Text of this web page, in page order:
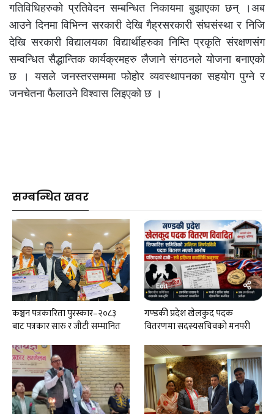
गतिविधिहरुको प्रतिवेदन सम्बन्धित निकायमा बुझाएका छन् ।अब
आउने दिनमा विभिन्न सरकारी देखि गैह्रसरकारी संघसंस्था र निजि
देखि सरकारी विद्यालयका विद्यार्थीहरुका निम्ति प्रकृति संरक्षणसंग
सम्वन्धित सैद्धान्तिक कार्यक्रमहरु लैजाने संगठनले योजना बनाएको
छ । यसले जनस्तरसम्ममा फोहोर व्यवस्थापनका सहयोग पुग्ने र
जनचेतना फैलाउने विश्वास लिइएको छ ।
सम्बन्धित खवर
कञ्चन पत्रकारिता पुरस्कार–२०८३
बाट पत्रकार सारु र जीटी सम्मानित
गण्डकी प्रदेश खेलकुद पदक
वितरणमा सदस्यसचिवकाे मनपरी